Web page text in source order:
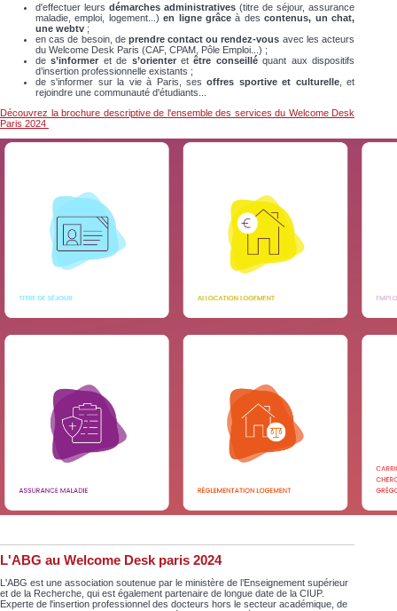
d'effectuer leurs démarches administratives (titre de séjour, assurance
maladie, emploi, logement...)en ligne grâce à descontenus, un chat,
une webtv ;
en cas de besoin, de prendre contact ou rendez-vous avec les acteurs
du Welcome Desk Paris (CAF, CPAM, Pôle Emploi...) ;
des’informer et de s’orienteretêtre conseilléquant aux dispositifs
d’insertion professionnelle existants ;
de s'informer sur la vie à Paris, sesoffres sportive et culturelle, et
rejoindre une communauté d'étudiants...
Découvrez la brochure descriptive de l'ensemble des services du Welcome Desk
Paris 2024
L'ABG au Welcome Desk paris 2024
L'ABG est une association soutenue par le ministère de l’Enseignement supérieur
et de la Recherche, qui est également partenaire de longue date de la CIUP.
Experte de l'insertion professionnel des docteurs hors le secteur académique, de